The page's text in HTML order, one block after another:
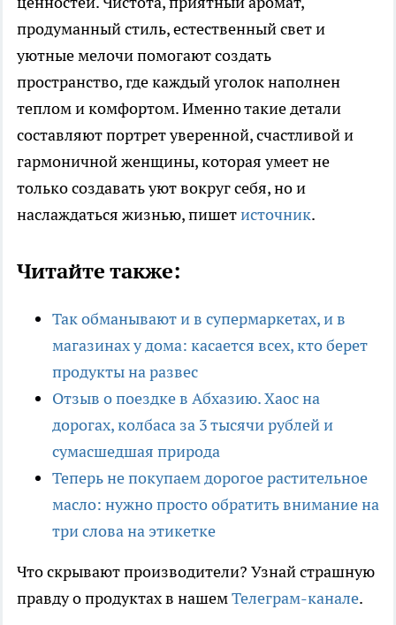
продуманный стиль, естественный свет и
уютные мелочи помогают создать
пространство, где каждый уголок наполнен
теплом и комфортом. Именно такие детали
составляют портрет уверенной, счастливой и
гармоничной женщины, которая умеет не
только создавать уют вокруг себя, но и
наслаждаться жизнью, пишетисточник.
Читайте также:
Так обманывают и в супермаркетах, и в
магазинах у дома: касается всех, кто берет
продукты на развес
Отзыв о поездке в Абхазию. Хаос на
дорогах, колбаса за 3 тысячи рублей и
сумасшедшая природа
Теперь не покупаем дорогое растительное
масло: нужно просто обратить внимание на
три слова на этикетке
Что скрывают производители? Узнай страшную
правду о продуктах в нашемТелеграм-канале.